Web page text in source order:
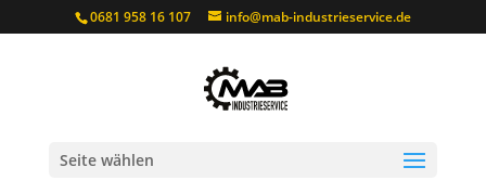
0681 958 16 107 info@mab-industrieservice.de
Seite wählen